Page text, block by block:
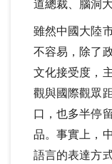
道總裁、腦洞
雖然中國大陸
不容易，除了
文化接受度，
觀與國際觀眾
口，也多半停
品。事實上，
語言的表達方